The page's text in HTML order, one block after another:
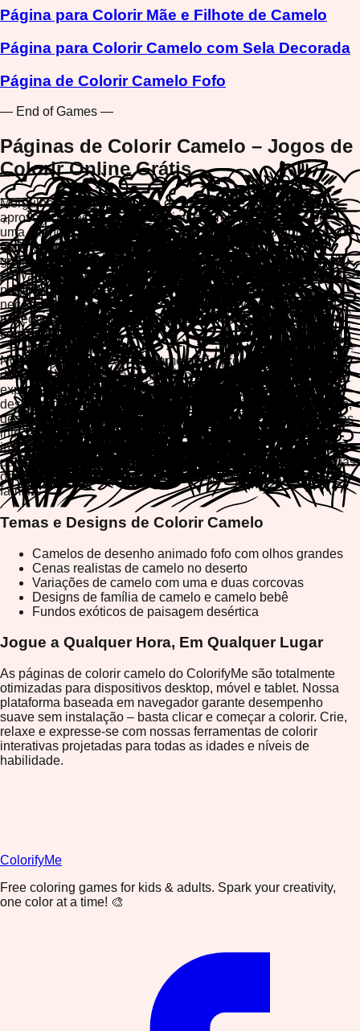
Página para Colorir Mãe e Filhote de Camelo
Página para Colorir Camelo com Sela Decorada
Página de Colorir Camelo Fofo
— End of Games —
Páginas de Colorir Camelo – Jogos de
Colorir Online Grátis
Mergulhe em nossa coleção de páginas de colorir camelo e
aproveite horas de diversão criativa e relaxante! Seja você
uma criança descobrindo o deserto ou um adulto em busca de
entretenimento consciente, nossos jogos de colorir online
grátis oferecem o escape perfeito. Colora camelos adoráveis
em várias poses, desde majestosos viajantes do deserto até
personagens de desenho animado fofo. Sem downloads
necessários – simplesmente jogue diretamente no seu
navegador em qualquer dispositivo e liberte sua criatividade
com cores vibrantes.
Nossas páginas de colorir camelo são projetadas para
despertar a imaginação enquanto proporcionam uma
experiência calmante e terapêutica. Cada página apresenta
designs únicos de camelo com níveis de dificuldade variados,
desde contornos simples para crianças pequenas até padrões
intricados para coloristas avançados. Aproveite o acesso
instantâneo a ferramentas de colorir premium, escolha entre
paletas de cores ilimitadas e imprima ou baixe facilmente suas
obras-primas acabadas para compartilhar com amigos e
família.
Temas e Designs de Colorir Camelo
Camelos de desenho animado fofo com olhos grandes
Cenas realistas de camelo no deserto
Variações de camelo com uma e duas corcovas
Designs de família de camelo e camelo bebê
Fundos exóticos de paisagem desértica
Jogue a Qualquer Hora, Em Qualquer Lugar
As páginas de colorir camelo do ColorifyMe são totalmente
otimizadas para dispositivos desktop, móvel e tablet. Nossa
plataforma baseada em navegador garante desempenho
suave sem instalação – basta clicar e começar a colorir. Crie,
relaxe e expresse-se com nossas ferramentas de colorir
interativas projetadas para todas as idades e níveis de
habilidade.
ColorifyMe
Free coloring games for kids & adults. Spark your creativity,
one color at a time! 🎨